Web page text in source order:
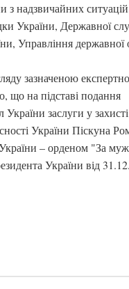
з надзвичайних
України, Державної
Управління
зазначеною
що на підставі подання
заслуги у
України Піскуна
– орденом "За
України від